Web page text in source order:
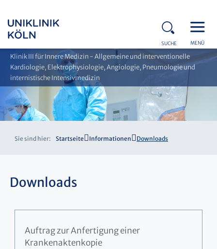
SUCHE MENÜ
Klinik III für Innere Medizin - Allgemeine und interventionelle
Kardiologie, Elektrophysiologie, Angiologie, Pneumologie und
internistische Intensivmedizin
Sie sind hier: Startseite Informationen Downloads
Downloads
Auftrag zur Anfertigung einer
Krankenaktenkopie